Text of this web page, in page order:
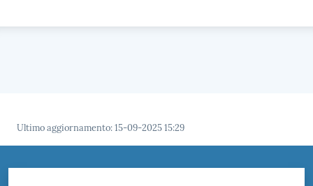
Ultimo aggiornamento:15-09-2025 15:29